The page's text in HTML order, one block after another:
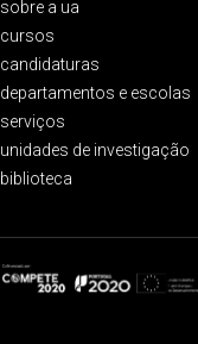
sobre a ua
cursos
candidaturas
departamentos e escolas
serviços
unidades de investigação
biblioteca